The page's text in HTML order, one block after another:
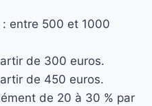
: entre 500 et 1000
de 300 euros.
de 450 euros.
de 20 à 30 % par